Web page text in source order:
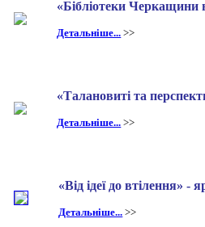
«Бібліотеки Черкащини
Детальніше... >>
«Талановиті та
Детальніше... >>
«Від ідеї до втілення» -
Детальніше... >>